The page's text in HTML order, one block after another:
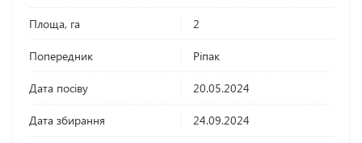
Площа, га 2
Попередник Ріпак
Дата посіву 20.05.2024
Дата збирання 24.09.2024